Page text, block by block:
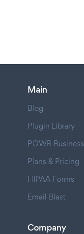
Main
Blog
Plugin Library
POWR Business
Plans & Pricing
HIPAA Forms
Email Blast
Company